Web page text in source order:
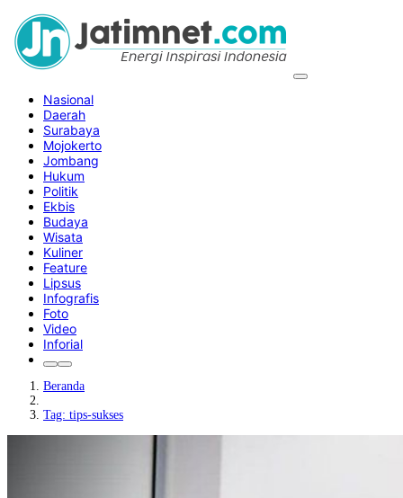
Nasional
Daerah
Surabaya
Mojokerto
Jombang
Hukum
Politik
Ekbis
Budaya
Wisata
Kuliner
Feature
Lipsus
Infografis
Foto
Video
Inforial
Beranda
Tag: tips-sukses